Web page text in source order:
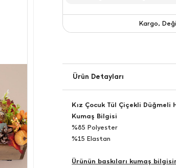
6-7 YAŞ
Kargo,
Ürün Detayları
Kız Çocuk Tül Çiçekli Düğmeli
Kumaş Bilgisi
%85 Polyester
%15 Elastan
Ürünün baskıları kumaş